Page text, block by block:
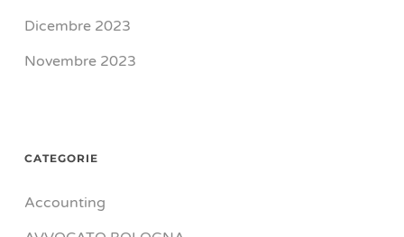
Dicembre 2023
Novembre 2023
CATEGORIE
Accounting